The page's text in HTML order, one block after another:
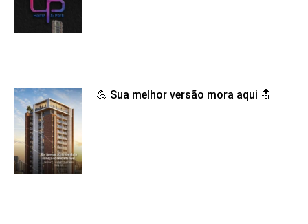
💪 Sua melhor versão mora aqui 🔝